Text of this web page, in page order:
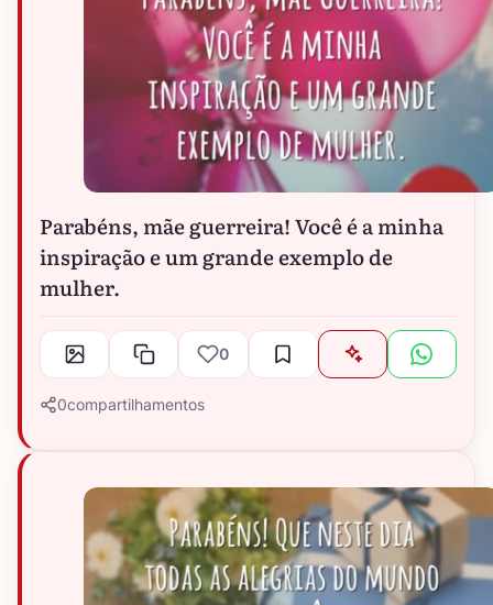
Parabéns, mãe guerreira! Você é a minha
inspiração e um grande exemplo de
mulher.
0
0compartilhamentos